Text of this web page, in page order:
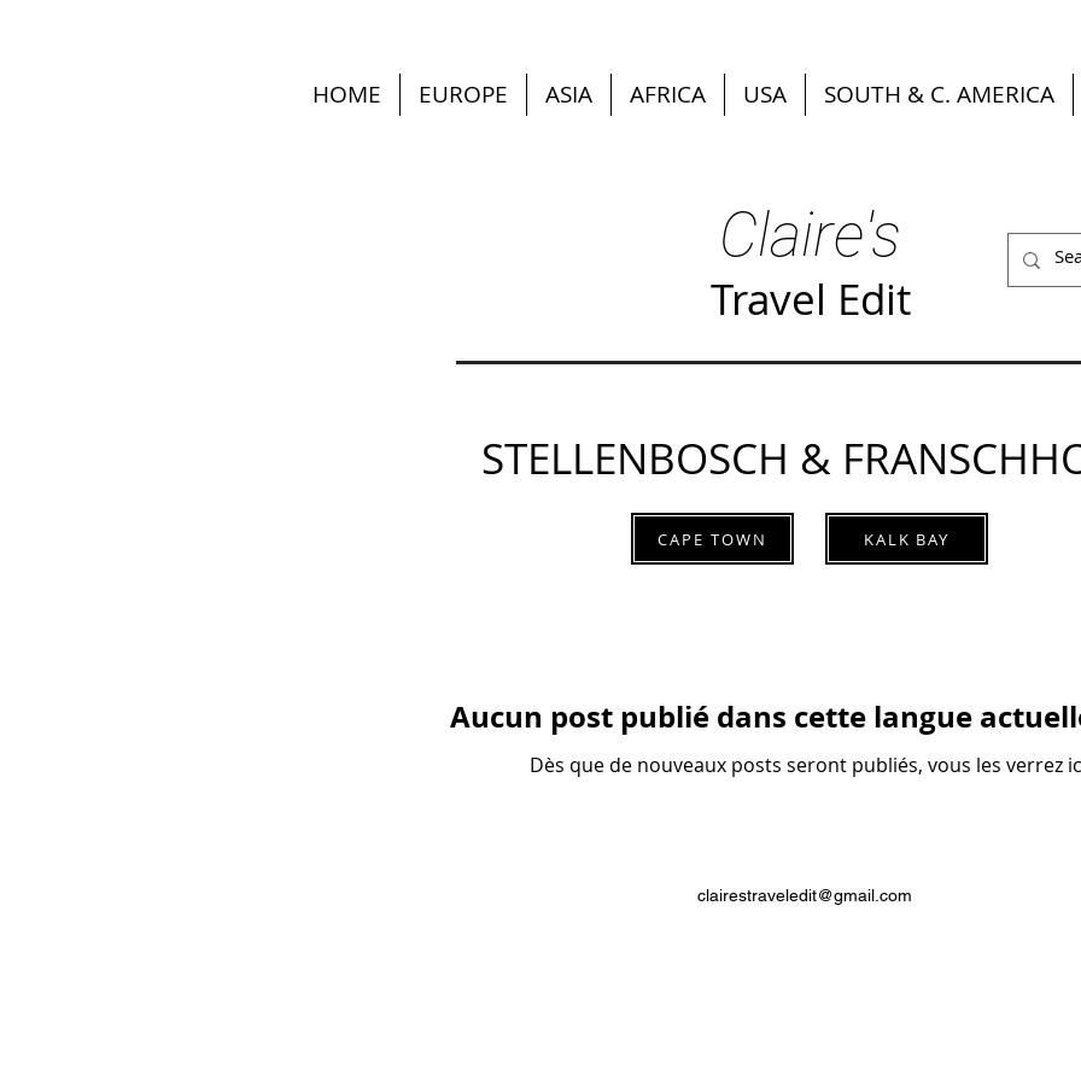
HOME EUROPE ASIA AFRICA USA SOUTH & C. AMERICA
Claire's
Travel Edit
STELLENBOSCH &
CAPE TOWN KALK BAY
Aucun post publié dans cette langue
Dès que de nouveaux posts seront publiés, vous les verrez
clairestraveledit@gmail.com